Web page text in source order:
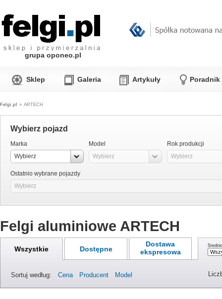
grupa oponeo.pl
Sklep Galeria Artykuły Poradnik
Felgi.pl » ARTECH
Wybierz pojazd
Marka
Wybierz
Model
Wybierz
Rok produkcji
Wybierz
Ostatnio wybrane pojazdy
Wybierz
Felgi aluminiowe ARTECH
Wszystkie Dostępne
Dostawa
ekspresowa
Sortuj według: Cena Producent Model